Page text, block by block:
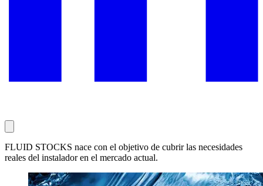
FLUID STOCKS nace con el objetivo de cubrir las necesidades
reales del instalador en el mercado actual.